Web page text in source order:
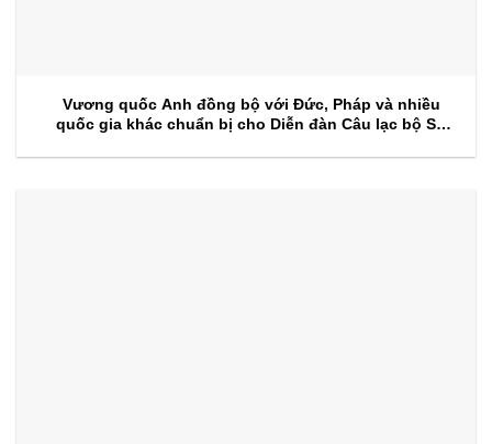
Vương quốc Anh đồng bộ với Đức, Pháp và nhiều
quốc gia khác chuẩn bị cho Diễn đàn Câu lạc bộ Sự